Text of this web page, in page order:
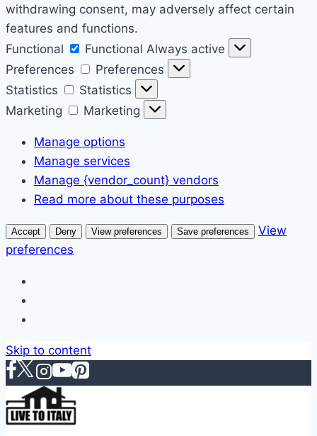
withdrawing consent, may adversely affect certain
features and functions.
Functional
Functional Always active
Preferences
Preferences
Statistics
Statistics
Marketing
Marketing
Manage options
Manage services
Manage {vendor_count} vendors
Read more about these purposes
Accept Deny View preferences Save preferences
View
preferences
Skip to content